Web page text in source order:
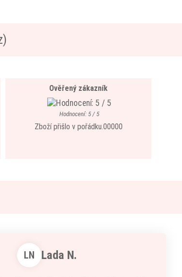
Ověřený zákazník
Hodnocení: 5 / 5
Zboží přišlo v pořádku.00000
LN Lada N.